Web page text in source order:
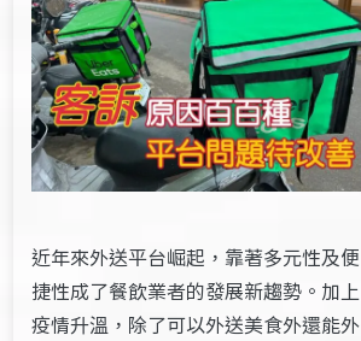
近年來外送平台崛起，靠著多元性及便
捷性成了餐飲業者的發展新趨勢。加上
疫情升溫，除了可以外送美食外還能外